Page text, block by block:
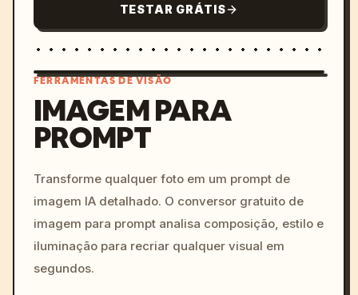
TESTAR GRÁTIS
colors, 8k --v 6.0
FERRAMENTAS DE VISÃO
IMAGEM PARA
PROMPT
Transforme qualquer foto em um prompt de
imagem IA detalhado. O conversor gratuito de
imagem para prompt analisa composição, estilo e
iluminação para recriar qualquer visual em
segundos.